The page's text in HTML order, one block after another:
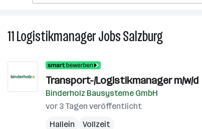
11LogistikmanagerJobsSalzburg11
Salzburg
Transport-/Logistikmanager m/w/d
Binderholz Bausysteme GmbH
vor 3 Tagen veröffentlicht
Hallein
Vollzeit